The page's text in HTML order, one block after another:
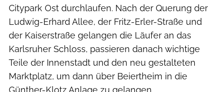
Citypark Ost durchlaufen. Nach der Querung der
Ludwig-Erhard Allee, der Fritz-Erler-Straße und
der Kaiserstraße gelangen die Läufer an das
Karlsruher Schloss, passieren danach wichtige
Teile der Innenstadt und den neu gestalteten
Marktplatz, um dann über Beiertheim in die
Günther-Klotz Anlage zu gelangen.